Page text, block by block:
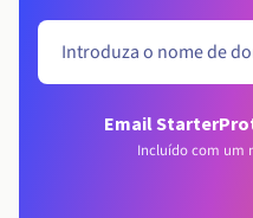
Email Starter
Incluído com um